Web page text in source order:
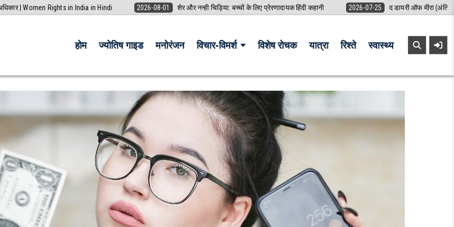
| Women Rights in India in Hindi 2026-08-01 शेर और नन्ही चिड़िया: बच्चों के लिए प्रेरणादायक हिंदी कहानी 2026-07-25 द डायरी ऑफ मीरा
होम ज्योतिष गाइड मनोरंजन विचार-विमर्श विशेष रोचक यात्रा रिश्ते स्वास्थ्य